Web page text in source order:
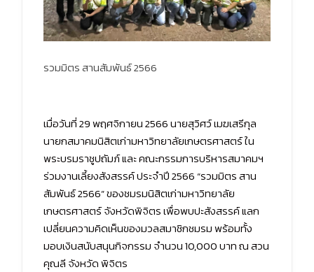
รวมมิตร สานสัมพันธ์ 2566
เมื่อวันที่ 29 พฤศจิกายน 2566 นายสุวิศว์ เมฆเสรีกุล
นายกสมาคมนิสิตเก่ามหาวิทยาลัยเกษตรศาสตร์ ใน
พระบรมราชูปถัมภ์ และ คณะกรรมการบริหารสมาคมฯ
ร่วมงานเลี้ยงสังสรรค์ ประจำปี 2566 “รวมมิตร สาน
สัมพันธ์ 2566” ของชมรมนิสิตเก่ามหาวิทยาลัย
เกษตรศาสตร์ จังหวัดพิจิตร เพื่อพบปะสังสรรค์ แลก
เปลี่ยนความคิดเห็นของมวลสมาชิกชมรม พร้อมทั้ง
มอบเงินสนับสนุนกิจกรรม จำนวน 10,000 บาท ณ สวน
คุณลี จังหวัด พิจิตร